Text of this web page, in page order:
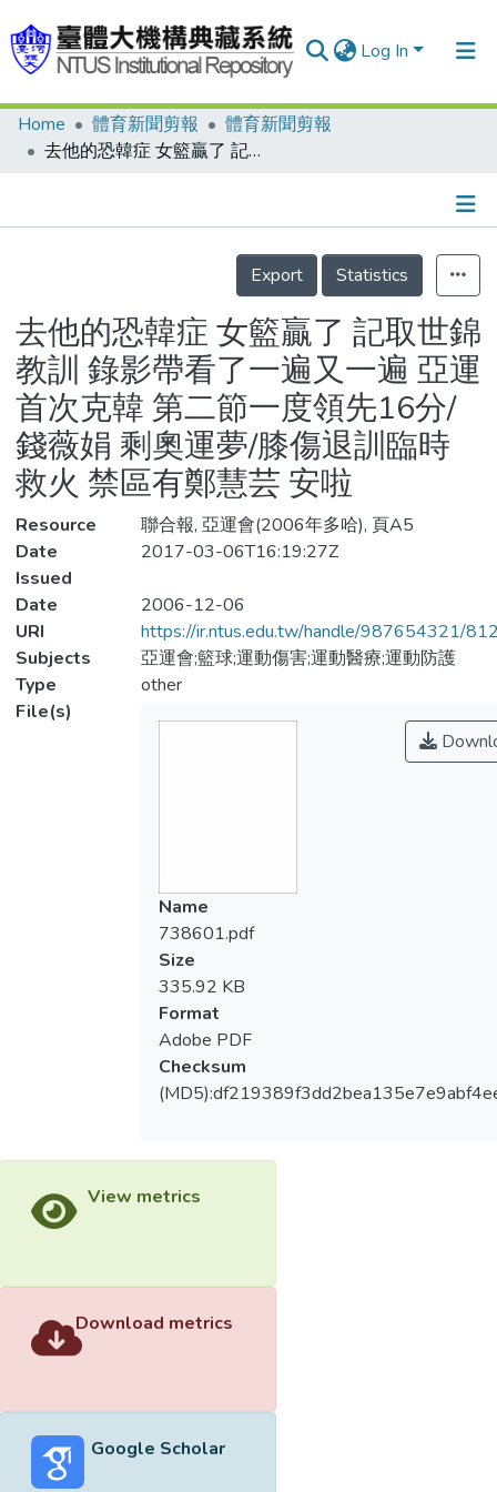
Log In
Communities & Collections
Statistics
Home 體育新聞剪報
體育新聞剪報
去他的恐韓症 女籃贏了 記取世錦教訓 錄影帶看了一遍又一遍 亞運首次克韓 第二節一度領先16分/錢薇娟 剩奧運夢/膝傷退訓臨時救火 禁區有鄭慧芸 安啦
Details
Export
Statistics
去他的恐韓症 女籃贏了 記取世錦
教訓 錄影帶看了一遍又一遍 亞運
首次克韓 第二節一度領先16分/
錢薇娟 剩奧運夢/膝傷退訓臨時
救火 禁區有鄭慧芸 安啦
Resource
聯合報, 亞運會(2006年多哈), 頁A5
Date
Issued
2017-03-06T16:19:27Z
Date
2006-12-06
URI
https://ir.ntus.edu.tw/handle/987654321/
Subjects
亞運會;籃球;運動傷害;運動醫療;運動防護
Type
other
File(s)
Name
738601.pdf
Size
335.92 KB
Format
Adobe PDF
Checksum
View metrics
Download metrics
Google Scholar